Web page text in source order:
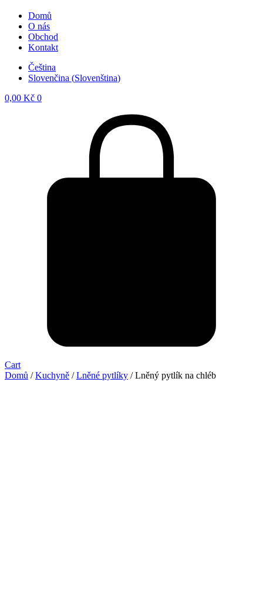
Domů
O nás
Obchod
Kontakt
Čeština
Slovenčina (Slovenština)
0,00 Kč 0
Cart
Domů /Kuchyně /Lněné pytlíky / Lněný pytlík na chléb